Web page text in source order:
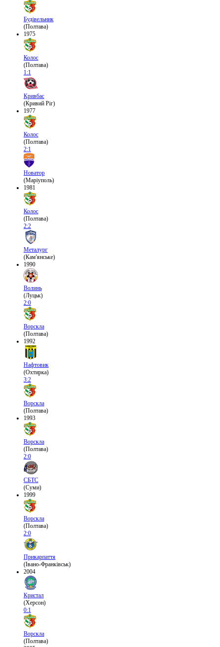
Будівельник
(Полтава)
1975
Колос
(Полтава)
1:1
Кривбас
(Кривий Ріг)
1977
Колос
(Полтава)
2:1
Новатор
(Маріуполь)
1981
Колос
(Полтава)
2:2
Металург
(Кам'янське)
1990
Волинь
(Луцьк)
2:0
Ворскла
(Полтава)
1992
Нафтовик
(Охтирка)
3:2
Ворскла
(Полтава)
1993
Ворскла
(Полтава)
2:0
СБТС
(Суми)
1999
Ворскла
(Полтава)
2:0
Прикарпаття
(Івано-Франківськ)
2004
Кристал
(Херсон)
0:1
Ворскла
(Полтава)